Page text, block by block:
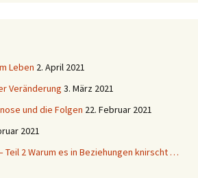
Leben 2. April 2021
Veränderung 3. März 2021
und die Folgen 22. Februar 2021
2021
Teil 2 Warum es in Beziehungen knirscht …